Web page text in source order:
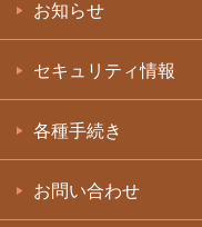
お知らせ
セキュリティ情報
各種手続き
お問い合わせ